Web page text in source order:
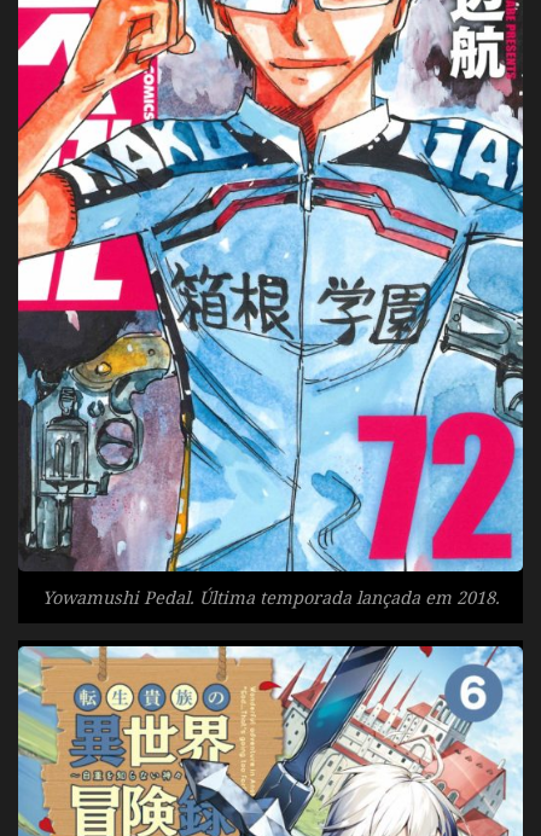
Yowamushi Pedal. Última temporada lançada em 2018.